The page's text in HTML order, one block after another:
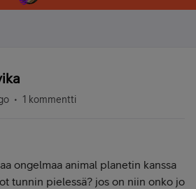
1 kommentti
ongelmaa animal planetin kanssa
tunnin pielessä? jos on niin onko jo